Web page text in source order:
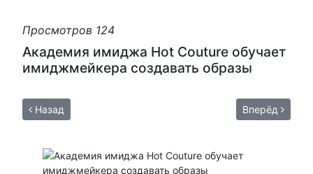
Просмотров 124
Академия имиджа Hot Couture обучает
имиджмейкера создавать образы
Назад Вперёд